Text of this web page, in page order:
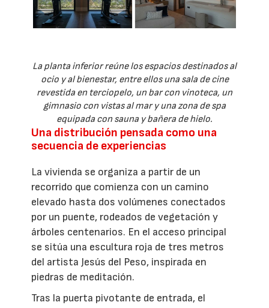
La planta inferior reúne los espacios destinados al
ocio y al bienestar, entre ellos una sala de cine
revestida en terciopelo, un bar con vinoteca, un
gimnasio con vistas al mar y una zona de spa
equipada con sauna y bañera de hielo.
Una distribución pensada como una
secuencia de experiencias
La vivienda se organiza a partir de un
recorrido que comienza con un camino
elevado hasta dos volúmenes conectados
por un puente, rodeados de vegetación y
árboles centenarios. En el acceso principal
se sitúa una escultura roja de tres metros
del artista Jesús del Peso, inspirada en
piedras de meditación.
Tras la puerta pivotante de entrada, el